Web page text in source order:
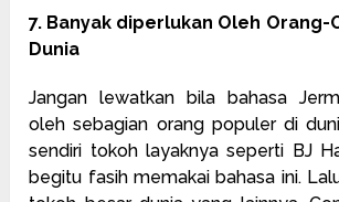
7. Banyak diperlukan Oleh Orang-
Dunia
Jangan lewatkan bila bahasa
oleh sebagian orang populer di
sendiri tokoh layaknya seperti BJ
begitu fasih memakai bahasa ini.